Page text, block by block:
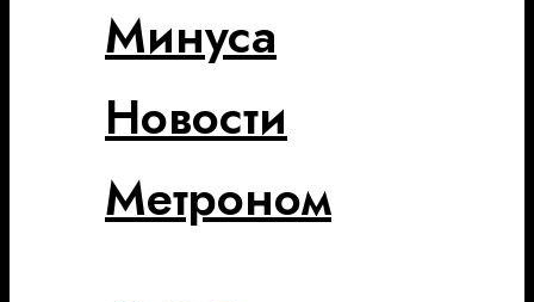
Минуса
Новости
Метроном